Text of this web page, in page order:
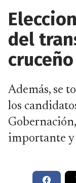
del
cruceño
Además, se
los
importante y